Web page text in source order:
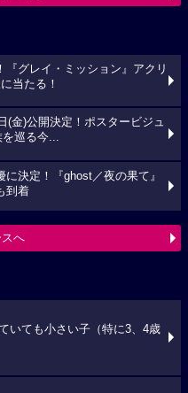
『グレイ・ミッション』アクリ
当たる！
(金)公開決定！ポスタービジュ
巡る今...
決定！『ghost／夜の果て』
到着
へ
いても小さい子（特に3、4歳